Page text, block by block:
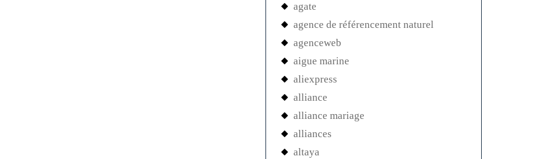
agate
agence de référencement naturel
agenceweb
aigue marine
aliexpress
alliance
alliance mariage
alliances
altaya